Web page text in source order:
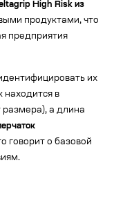
High Risk из
продуктами, что
предприятия
их
находится в
размера), а длина
говорит о базовой